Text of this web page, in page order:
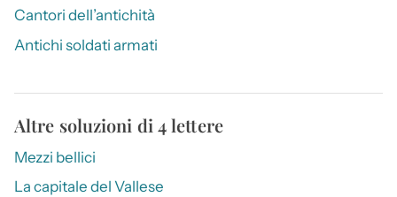
Cantori dell’antichità
Antichi soldati armati
Altre soluzioni di 4 lettere
Mezzi bellici
La capitale del Vallese